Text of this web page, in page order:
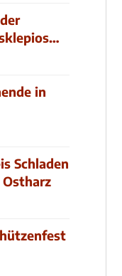
in
Schladen